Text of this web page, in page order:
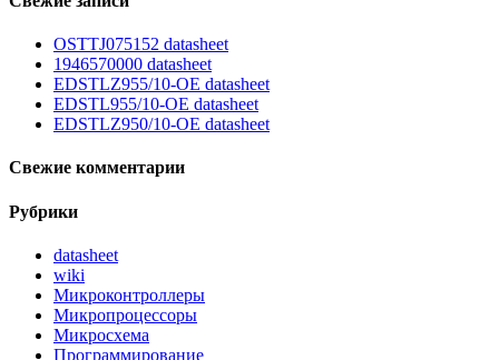
OSTTJ075152 datasheet
1946570000 datasheet
EDSTLZ955/10-OE datasheet
EDSTL955/10-OE datasheet
EDSTLZ950/10-OE datasheet
Свежие комментарии
Рубрики
datasheet
wiki
Микроконтроллеры
Микропроцессоры
Микросхема
Программирование